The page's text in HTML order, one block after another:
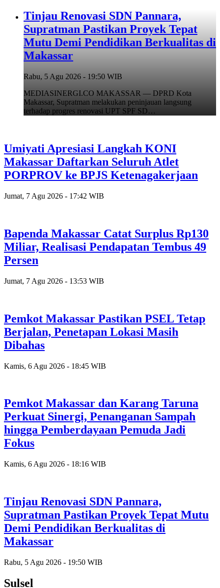
Tinjau Renovasi SDN Pannara,
Supratman Pastikan Proyek Tepat
Mutu Demi Pendidikan Berkualitas di
Makassar
Rabu, 5 Agu 2026 - 19:50 WIB
MEDIASINERGI.CO MAKASSAR — DPRD Kota
Makassar, Supratman melakukan peninjauan langsung
terhadap progres renovasi UPT SPF SD…
Umiyati Apresiasi Langkah KONI
Makassar Daftarkan Seluruh Atlet
PORPROV ke BPJS Ketenagakerjaan
Jumat, 7 Agu 2026 - 17:42 WIB
Bapenda Makassar Catat Surplus Rp130
Miliar, Realisasi Pendapatan Tembus 49
Persen
Jumat, 7 Agu 2026 - 13:53 WIB
Pemkot Makassar Pastikan PSEL Tetap
Berjalan, Penetapan Lokasi Masih
Dibahas
Kamis, 6 Agu 2026 - 18:45 WIB
Pemkot Makassar dan Karang Taruna
Perkuat Sinergi, Penanganan Sampah
hingga Pemberdayaan Pemuda Jadi
Fokus
Kamis, 6 Agu 2026 - 18:16 WIB
Tinjau Renovasi SDN Pannara,
Supratman Pastikan Proyek Tepat Mutu
Demi Pendidikan Berkualitas di
Makassar
Rabu, 5 Agu 2026 - 19:50 WIB
Sulsel